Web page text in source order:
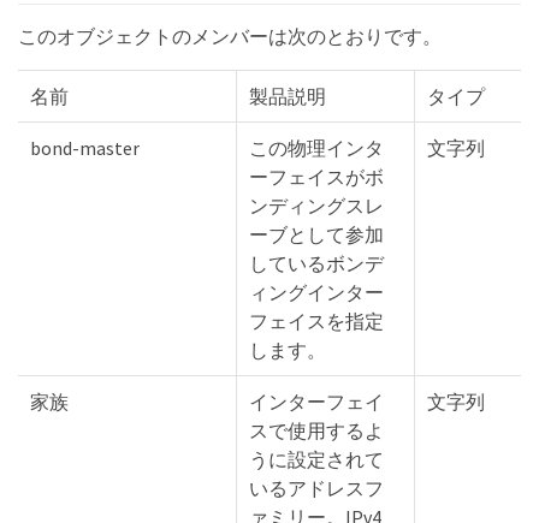
このオブジェクトのメンバーは次のとおりです。
名前 製品説明 タイプ
bond-master
この物理インタ
ーフェイスがボ
ンディングスレ
ーブとして参加
しているボンデ
ィングインター
フェイスを指定
します。
文字列
家族
インターフェイ
スで使用するよ
うに設定されて
いるアドレスフ
ァミリー。IPv4
文字列